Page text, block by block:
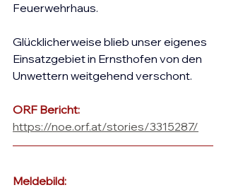
Feuerwehrhaus.
Glücklicherweise blieb unser eigenes
Einsatzgebiet in Ernsthofen von den
Unwettern weitgehend verschont.
ORF Bericht:
https://noe.orf.at/stories/3315287/
Meldebild: